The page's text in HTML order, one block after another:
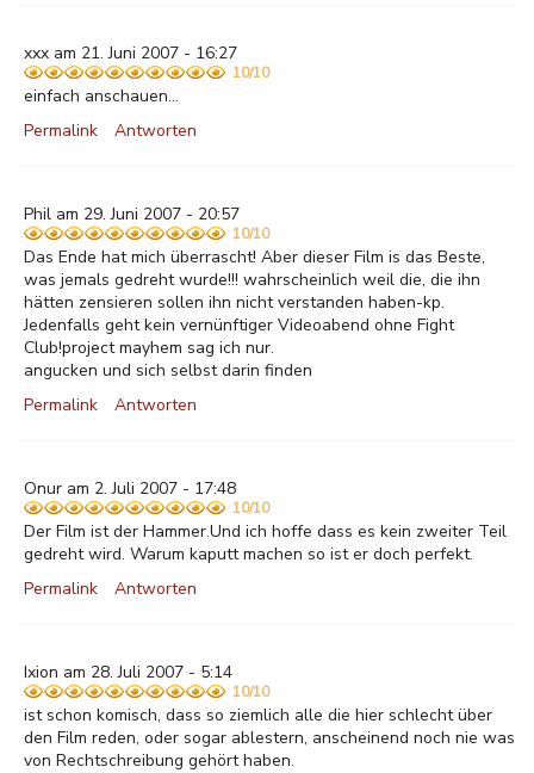
xxx am 21. Juni 2007 - 16:27
10/10
einfach anschauen...
Permalink
Antworten
Phil am 29. Juni 2007 - 20:57
10/10
Das Ende hat mich überrascht! Aber dieser Film is das Beste,
was jemals gedreht wurde!!! wahrscheinlich weil die, die ihn
hätten zensieren sollen ihn nicht verstanden haben-kp.
Jedenfalls geht kein vernünftiger Videoabend ohne Fight
Club!project mayhem sag ich nur.
angucken und sich selbst darin finden
Permalink
Antworten
Onur am 2. Juli 2007 - 17:48
10/10
Der Film ist der Hammer.Und ich hoffe dass es kein zweiter Teil
gedreht wird. Warum kaputt machen so ist er doch perfekt.
Permalink
Antworten
Ixion am 28. Juli 2007 - 5:14
10/10
ist schon komisch, dass so ziemlich alle die hier schlecht über
den Film reden, oder sogar ablestern, anscheinend noch nie was
von Rechtschreibung gehört haben.